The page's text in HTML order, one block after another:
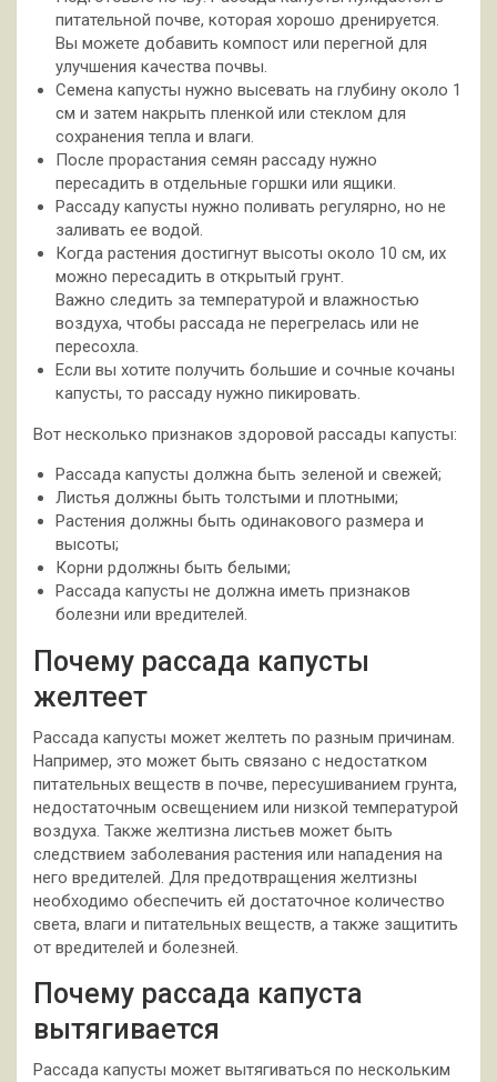
питательной почве, которая хорошо дренируется.
Вы можете добавить компост или перегной для
улучшения качества почвы.
Семена капусты нужно высевать на глубину около 1
см и затем накрыть пленкой или стеклом для
сохранения тепла и влаги.
После прорастания семян рассаду нужно
пересадить в отдельные горшки или ящики.
Рассаду капусты нужно поливать регулярно, но не
заливать ее водой.
Когда растения достигнут высоты около 10 см, их
можно пересадить в открытый грунт.
Важно следить за температурой и влажностью
воздуха, чтобы рассада не перегрелась или не
пересохла.
Если вы хотите получить большие и сочные кочаны
капусты, то рассаду нужно пикировать.
Вот несколько признаков здоровой рассады капусты:
Рассада капусты должна быть зеленой и свежей;
Листья должны быть толстыми и плотными;
Растения должны быть одинакового размера и
высоты;
Корни рдолжны быть белыми;
Рассада капусты не должна иметь признаков
болезни или вредителей.
Почему рассада капусты
желтеет
Рассада капусты может желтеть по разным причинам.
Например, это может быть связано с недостатком
питательных веществ в почве, пересушиванием грунта,
недостаточным освещением или низкой температурой
воздуха. Также желтизна листьев может быть
следствием заболевания растения или нападения на
него вредителей. Для предотвращения желтизны
необходимо обеспечить ей достаточное количество
света, влаги и питательных веществ, а также защитить
от вредителей и болезней.
Почему рассада капуста
вытягивается
Рассада капусты может вытягиваться по нескольким